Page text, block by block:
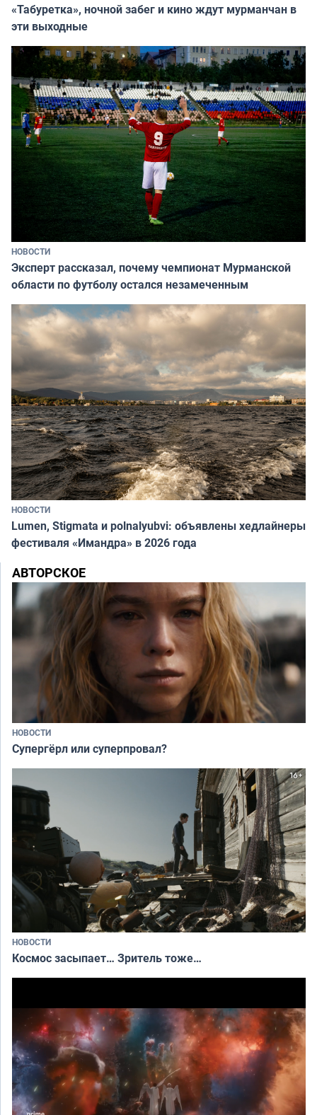
«Табуретка», ночной забег и кино ждут мурманчан в
эти выходные
НОВОСТИ
Эксперт рассказал, почему чемпионат Мурманской
области по футболу остался незамеченным
НОВОСТИ
Lumen, Stigmata и polnalyubvi: объявлены хедлайнеры
фестиваля «Имандра» в 2026 года
АВТОРСКОЕ
НОВОСТИ
Супергёрл или суперпровал?
НОВОСТИ
Космос засыпает… Зритель тоже…